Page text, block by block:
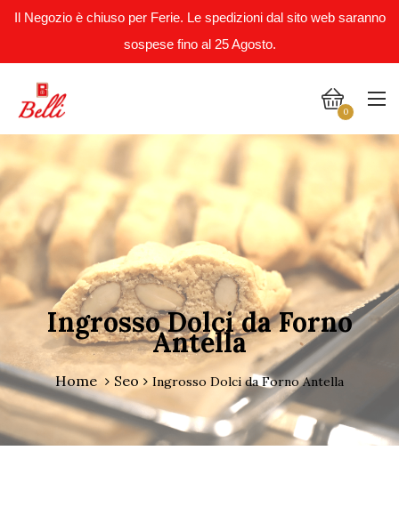
Il Negozio è chiuso per Ferie. Le spedizioni dal sito web saranno
sospese fino al 25 Agosto.
0
Ingrosso Dolci da Forno
Antella
Home Seo Ingrosso Dolci da Forno Antella